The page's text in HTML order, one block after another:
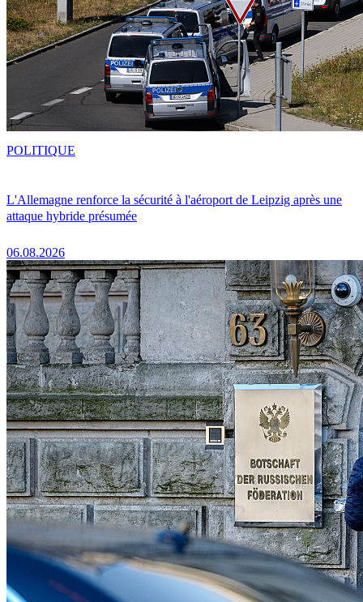
L'Allemagne renforce la sécurité à l'aéroport de Leipzig après une
attaque hybride présumée
06.08.2026
POLITIQUE